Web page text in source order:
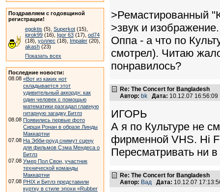
Поздравляем с годовщиной
регистрации!
egoktis (5), Superkot (15),
igrok99 (16), Igor 63 (17), od74
(18), уоллес (18), Impaler (20),
akash (23)
Показать всех
Последние новости:
08.08 «Вот из каких нот
складывается этот
удивительный аккорд»: как
один человек с помощью
математики разгадал главную
гитарную загадку Битлз
08.08 Появились первые фото
Сирши Ронан в образе Линды
Маккартни
07.08 На Эбби-роуд снимут сцену
для фильмов Сэма Мендеса о
Битлз
07.08 Умер Пол Свон, участник
технической команды
Маккартни
07.08 PHIX и Битлз представили
куртку в стиле эпохи «Rubber
>Ремастированный
>звук и изображение.
Оппа - а что по
смотрел). Читаю
понравилось?
Re: The Concert for Bangladesh
Автор: bk Дата: 10.12.07
ИГОРЬ
А я по Культуре не
фирменной VHS. Hi
Пересматривать ни в
Re: The Concert for Bangladesh
Автор: Вад Дата: 10.12.07